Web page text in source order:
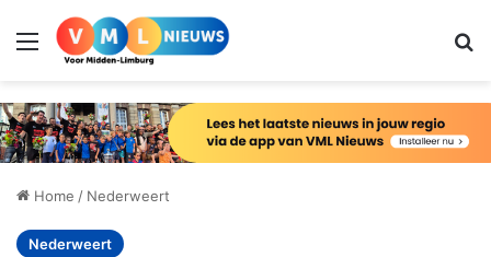
Menu
Home / Nederweert
Nederweert